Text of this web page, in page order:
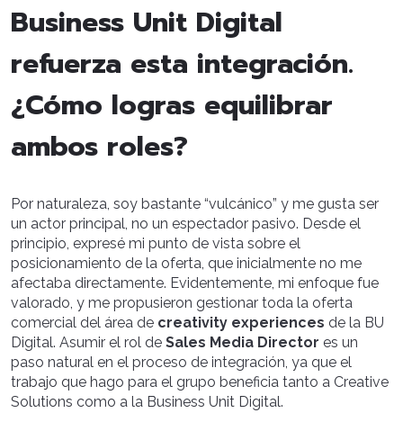
Business Unit Digital
refuerza esta integración.
¿Cómo logras equilibrar
ambos roles?
Por naturaleza, soy bastante “vulcánico” y me gusta ser
un actor principal, no un espectador pasivo. Desde el
principio, expresé mi punto de vista sobre el
posicionamiento de la oferta, que inicialmente no me
afectaba directamente. Evidentemente, mi enfoque fue
valorado, y me propusieron gestionar toda la oferta
comercial del área de creativity experiences de la BU
Digital. Asumir el rol de Sales Media Director es un
paso natural en el proceso de integración, ya que el
trabajo que hago para el grupo beneficia tanto a Creative
Solutions como a la Business Unit Digital.